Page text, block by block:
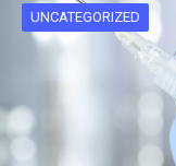
UNCATEGORIZED